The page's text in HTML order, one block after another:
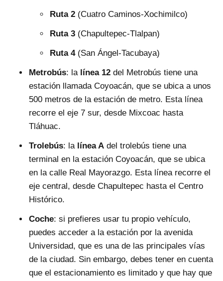
Ruta 2 (Cuatro Caminos-Xochimilco)
Ruta 3 (Chapultepec-Tlalpan)
Ruta 4(San Ángel-Tacubaya)
Metrobús: la línea 12 del Metrobús tiene una
estación llamada Coyoacán, que se ubica a unos
500 metros de la estación de metro. Esta línea
recorre el eje 7 sur, desde Mixcoac hasta
Tláhuac.
Trolebús: la línea A del trolebús tiene una
terminal en la estación Coyoacán, que se ubica
en la calle Real Mayorazgo. Esta línea recorre el
eje central, desde Chapultepec hasta el Centro
Histórico.
Coche: si prefieres usar tu propio vehículo,
puedes acceder a la estación por la avenida
Universidad, que es una de las principales vías
de la ciudad. Sin embargo, debes tener en cuenta
que el estacionamiento es limitado y que hay que